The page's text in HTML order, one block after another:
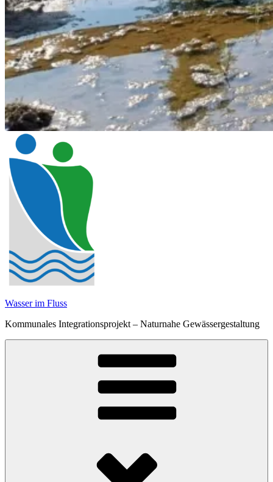
Wasser im Fluss
Kommunales Integrationsprojekt – Naturnahe Gewässergestaltung